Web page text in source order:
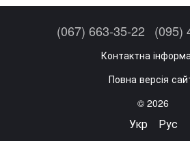
(067) 663-35-22 (095)
Контактна
Повна версія
© 2026
Укр Рус